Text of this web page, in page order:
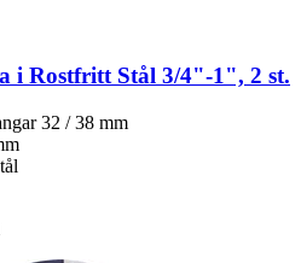
i Rostfritt Stål 3/4"-​1", 2 st.
32 / 38 mm